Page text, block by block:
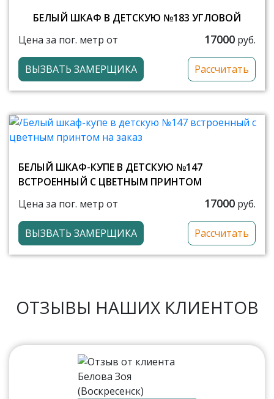
БЕЛЫЙ ШКАФ В ДЕТСКУЮ №183 УГЛОВОЙ
Цена за пог. метр от
17000 руб.
ВЫЗВАТЬ ЗАМЕРЩИКА Рассчитать
БЕЛЫЙ ШКАФ-КУПЕ В ДЕТСКУЮ №147
ВСТРОЕННЫЙ С ЦВЕТНЫМ ПРИНТОМ
Цена за пог. метр от
17000 руб.
ВЫЗВАТЬ ЗАМЕРЩИКА Рассчитать
ОТЗЫВЫ НАШИХ КЛИЕНТОВ